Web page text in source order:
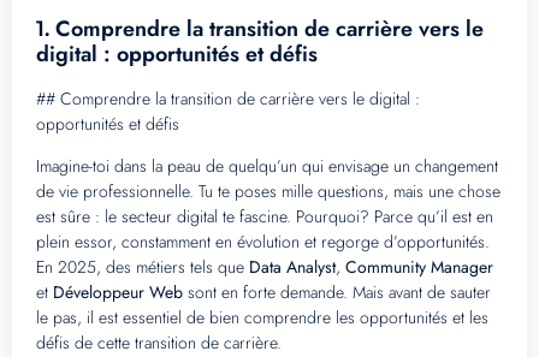
1. Comprendre la transition de carrière vers le
digital : opportunités et défis
## Comprendre la transition de carrière vers le digital :
opportunités et défis
Imagine-toi dans la peau de quelqu’un qui envisage un changement
de vie professionnelle. Tu te poses mille questions, mais une chose
est sûre : le secteur digital te fascine. Pourquoi? Parce qu’il est en
plein essor, constamment en évolution et regorge d’opportunités.
En 2025, des métiers tels que Data Analyst, Community Manager
et Développeur Web sont en forte demande. Mais avant de sauter
le pas, il est essentiel de bien comprendre les opportunités et les
défis de cette transition de carrière.